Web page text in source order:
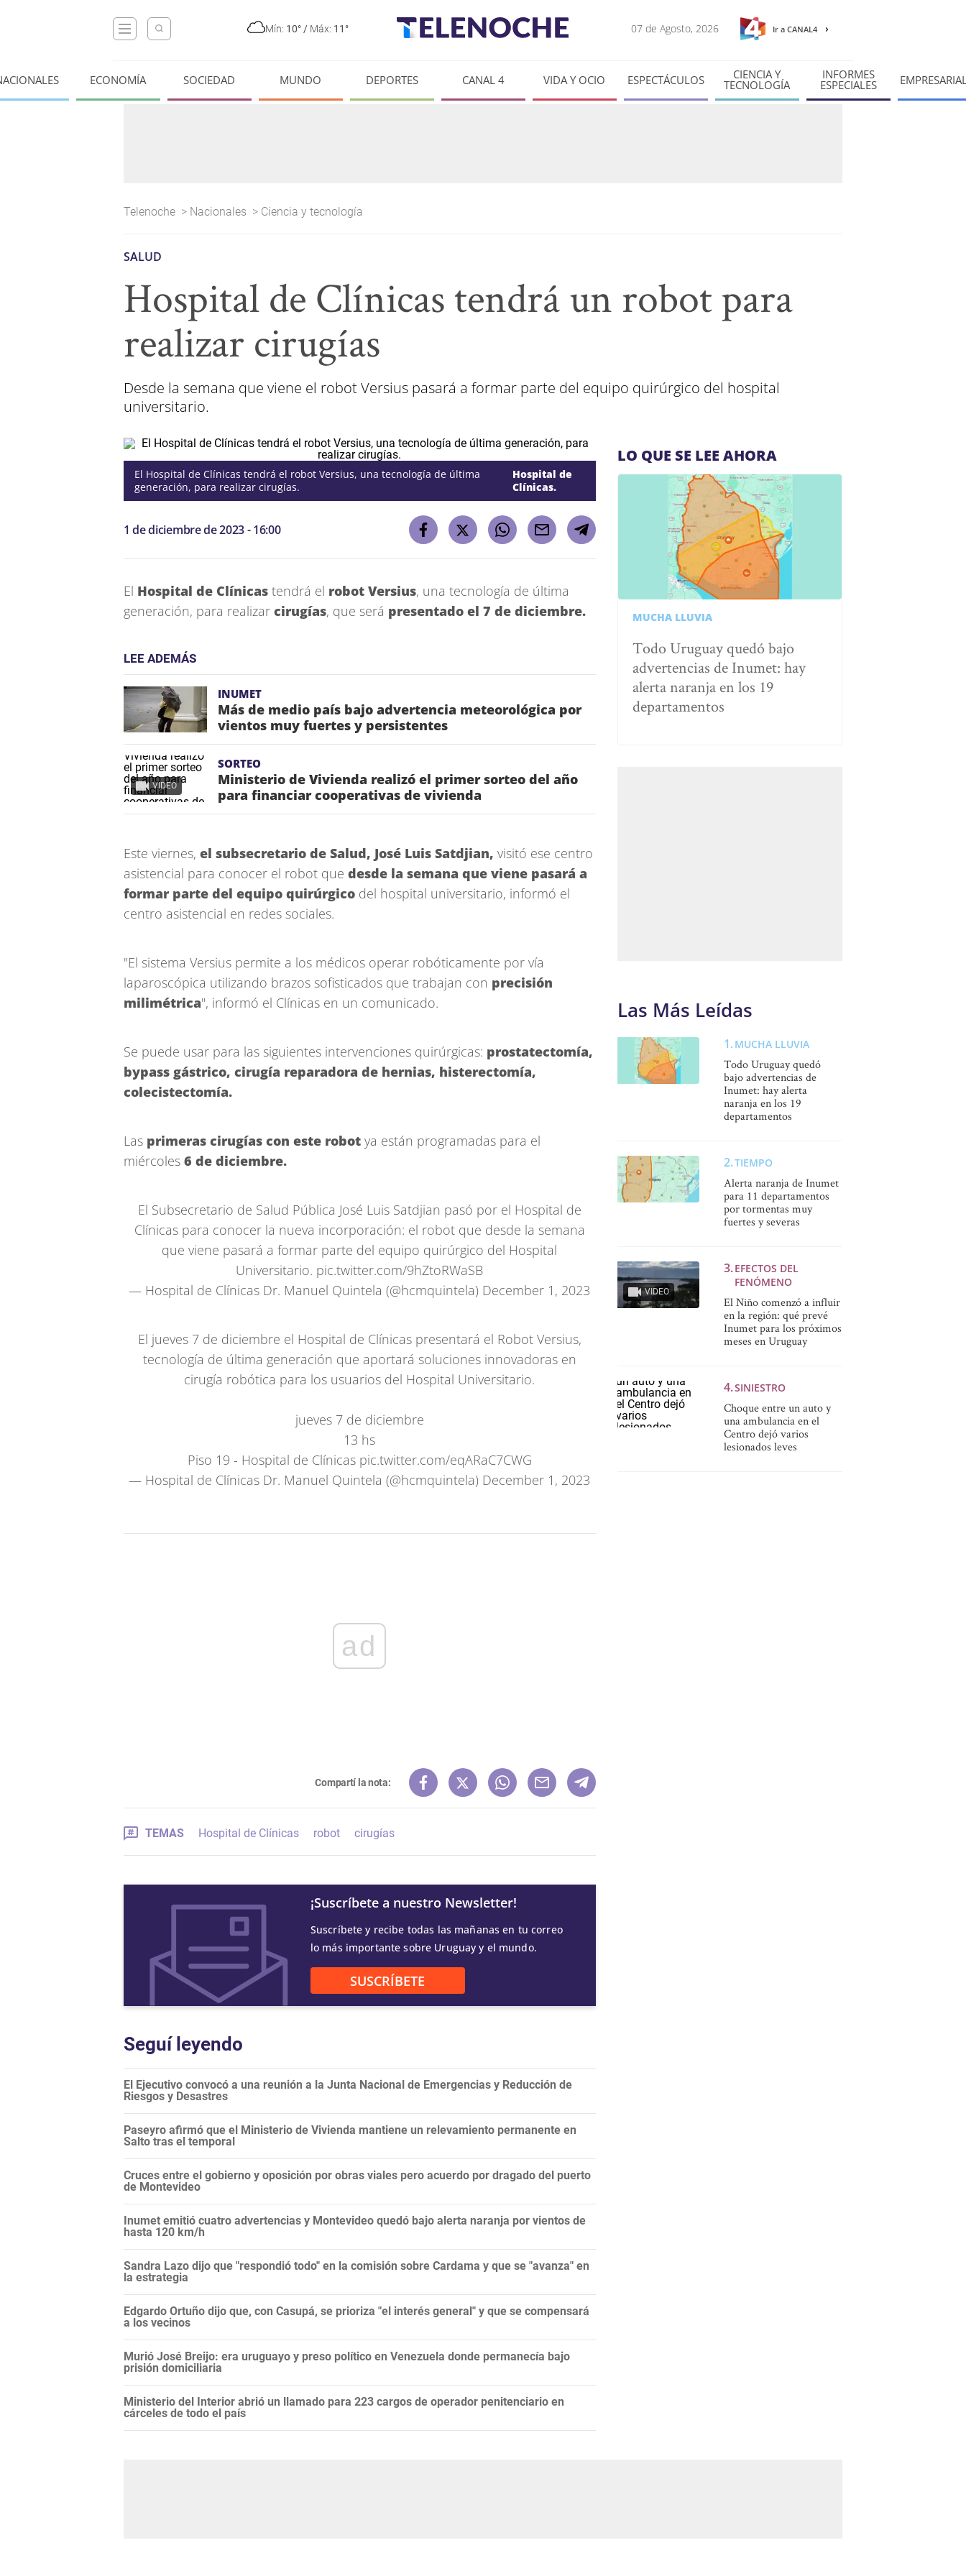
Mín: 10° / Máx: 11° 07 de Agosto, 2026 Ir a CANAL4
ECONOMÍA SOCIEDAD MUNDO DEPORTES CANAL 4 VIDA Y OCIO ESPECTÁCULOS CIENCIA Y
TECNOLOGÍA
INFORMES
ESPECIALES
Telenoche > Nacionales > Ciencia y tecnología
SALUD
Hospital de Clínicas tendrá un robot para
realizar cirugías
Desde la semana que viene el robot Versius pasará a formar parte del equipo quirúrgico del hospital
universitario.
El Hospital de Clínicas tendrá el robot Versius, una tecnología de última
generación, para realizar cirugías.
Hospital de
Clínicas.
1 de diciembre de 2023 - 16:00
El Hospital de Clínicas tendrá el robot Versius, una tecnología de última
generación, para realizar cirugías, que será presentado el 7 de diciembre.
LEE ADEMÁS
INUMET
Más de medio país bajo advertencia meteorológica por
vientos muy fuertes y persistentes
VIDEO
SORTEO
Ministerio de Vivienda realizó el primer sorteo del año
para financiar cooperativas de vivienda
Este viernes, el subsecretario de Salud, José Luis Satdjian, visitó ese centro
asistencial para conocer el robot que desde la semana que viene pasará a
formar parte del equipo quirúrgico del hospital universitario, informó el
centro asistencial en redes sociales.
"El sistema Versius permite a los médicos operar robóticamente por vía
laparoscópica utilizando brazos sofisticados que trabajan con precisión
milimétrica", informó el Clínicas en un comunicado.
Se puede usar para las siguientes intervenciones quirúrgicas: prostatectomía,
bypass gástrico, cirugía reparadora de hernias, histerectomía,
colecistectomía.
Las primeras cirugías con este robot ya están programadas para el
miércoles 6 de diciembre.
El Subsecretario de Salud Pública José Luis Satdjian pasó por el Hospital de
Clínicas para conocer la nueva incorporación: el robot que desde la semana
que viene pasará a formar parte del equipo quirúrgico del Hospital
Universitario. pic.twitter.com/9hZtoRWaSB
— Hospital de Clínicas Dr. Manuel Quintela (@hcmquintela) December 1, 2023
El jueves 7 de diciembre el Hospital de Clínicas presentará el Robot Versius,
tecnología de última generación que aportará soluciones innovadoras en
cirugía robótica para los usuarios del Hospital Universitario.
jueves 7 de diciembre
13 hs
Piso 19 - Hospital de Clínicas pic.twitter.com/eqARaC7CWG
— Hospital de Clínicas Dr. Manuel Quintela (@hcmquintela) December 1, 2023
ad
Compartí la nota:
TEMAS Hospital de Clínicas robot cirugías
¡Suscríbete a nuestro Newsletter!
Suscríbete y recibe todas las mañanas en tu correo
lo más importante sobre Uruguay y el mundo.
SUSCRÍBETE
Seguí leyendo
El Ejecutivo convocó a una reunión a la Junta Nacional de Emergencias y Reducción de
Riesgos y Desastres
Paseyro afirmó que el Ministerio de Vivienda mantiene un relevamiento permanente en
Salto tras el temporal
Cruces entre el gobierno y oposición por obras viales pero acuerdo por dragado del puerto
de Montevideo
Inumet emitió cuatro advertencias y Montevideo quedó bajo alerta naranja por vientos de
hasta 120 km/h
Sandra Lazo dijo que "respondió todo" en la comisión sobre Cardama y que se "avanza" en
la estrategia
Edgardo Ortuño dijo que, con Casupá, se prioriza "el interés general" y que se compensará
a los vecinos
Murió José Breijo: era uruguayo y preso político en Venezuela donde permanecía bajo
prisión domiciliaria
Ministerio del Interior abrió un llamado para 223 cargos de operador penitenciario en
cárceles de todo el país
LO QUE SE LEE AHORA
MUCHA LLUVIA
Todo Uruguay quedó bajo
advertencias de Inumet: hay
alerta naranja en los 19
departamentos
Las Más Leídas
MUCHA LLUVIA
Todo Uruguay quedó
bajo advertencias de
Inumet: hay alerta
naranja en los 19
departamentos
TIEMPO
Alerta naranja de Inumet
para 11 departamentos
por tormentas muy
fuertes y severas
VIDEO
EFECTOS DEL
FENÓMENO
El Niño comenzó a influir
en la región: qué prevé
Inumet para los próximos
meses en Uruguay
SINIESTRO
Choque entre un auto y
una ambulancia en el
Centro dejó varios
lesionados leves